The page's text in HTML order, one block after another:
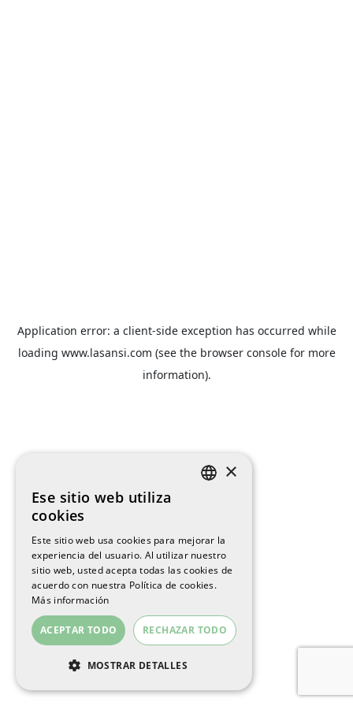
Application error: a client-side exception has occurred while
loading www.lasansi.com (see the browser consolefor more
information).
CATALAN
×
Ese sitio web utiliza
cookies
Este sitio web usa cookies para mejorar la
experiencia del usuario. Al utilizar nuestro
sitio web, usted acepta todas las cookies de
acuerdo con nuestra Política de cookies.
Más información
ACEPTAR TODO RECHAZAR TODO
MOSTRAR DETALLES
COOKIES ESTRICTAMENTE